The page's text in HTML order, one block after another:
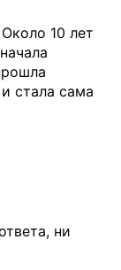
10 лет
стала сама
ни